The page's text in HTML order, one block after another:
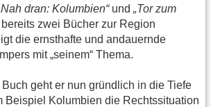
dran: Kolumbien“und „Tor zum
zwei Bücher zur Region
die ernsthafte und andauernde
mit „seinem“ Thema.
geht er nun gründlich in die Tiefe
Beispiel Kolumbien die Rechtssituation